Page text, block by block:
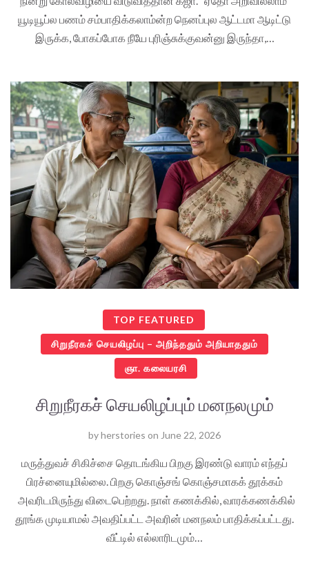
யூடியூப்ல பணம் சம்பாதிக்கலாம்ன்ற நெனப்புல ஆட்டமா ஆடிட்டு
இருக்க, போகப்போக நீயே புரிஞ்சுக்குவன்னு இருந்தா,…
TOP FEATURED
சிறுநீரகச் செயலிழப்பு – அறிந்ததும் அறியாததும்
ஞா. கலையரசி
சிறுநீரகச் செயலிழப்பும் மனநலமும்
byherstories on June 22, 2026
மருத்துவச் சிகிச்சை தொடங்கிய பிறகு இரண்டு வாரம் எந்தப்
பிரச்னையுமில்லை. பிறகு கொஞ்சங் கொஞ்சமாகக் தூக்கம்
அவரிடமிருந்து விடைபெற்றது. நாள் கணக்கில், வாரக்கணக்கில்
தூங்க முடியாமல் அவதிப்பட்ட அவரின் மனநலம் பாதிக்கப்பட்டது.
வீட்டில் எல்லாரிடமும்…